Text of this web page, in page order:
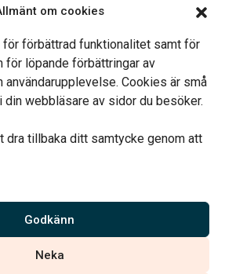
om cookies
för förbättrad funktionalitet samt för
för löpande förbättringar av
Cookies är små
webbläsare av sidor du besöker.
dra tillbaka ditt samtycke genom att
Godkänn
Neka
av Sveriges Begravningsbyråers Förbund och
på utbildning, kvalitet, miljö och arbetsmiljö.